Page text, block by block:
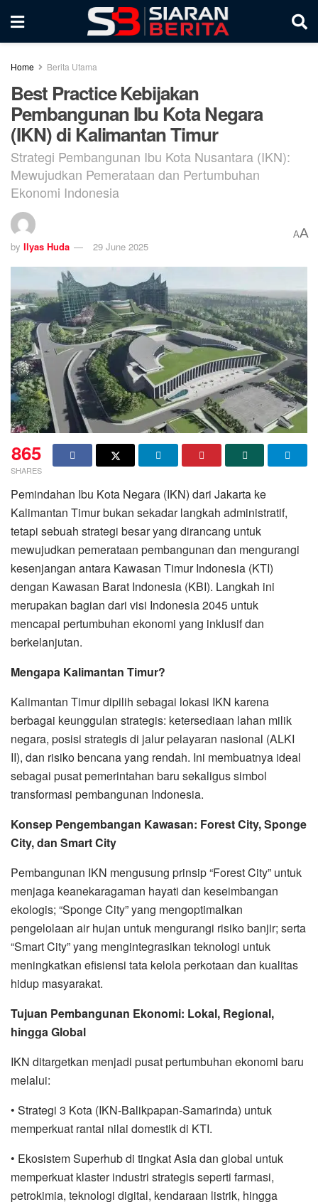
Home Berita Utama
Best Practice Kebijakan
Pembangunan Ibu Kota Negara
(IKN) di Kalimantan Timur
Strategi Pembangunan Ibu Kota Nusantara (IKN):
Mewujudkan Pemerataan dan Pertumbuhan
Ekonomi Indonesia
by Ilyas Huda 29 June 2025
AA
865
SHARES
Pemindahan Ibu Kota Negara (IKN) dari Jakarta ke
Kalimantan Timur bukan sekadar langkah administratif,
tetapi sebuah strategi besar yang dirancang untuk
mewujudkan pemerataan pembangunan dan mengurangi
kesenjangan antara Kawasan Timur Indonesia (KTI)
dengan Kawasan Barat Indonesia (KBI). Langkah ini
merupakan bagian dari visi Indonesia 2045 untuk
mencapai pertumbuhan ekonomi yang inklusif dan
berkelanjutan.
Mengapa Kalimantan Timur?
Kalimantan Timur dipilih sebagai lokasi IKN karena
berbagai keunggulan strategis: ketersediaan lahan milik
negara, posisi strategis di jalur pelayaran nasional (ALKI
II), dan risiko bencana yang rendah. Ini membuatnya ideal
sebagai pusat pemerintahan baru sekaligus simbol
transformasi pembangunan Indonesia.
Konsep Pengembangan Kawasan: Forest City, Sponge
City, dan Smart City
Pembangunan IKN mengusung prinsip “Forest City” untuk
menjaga keanekaragaman hayati dan keseimbangan
ekologis; “Sponge City” yang mengoptimalkan
pengelolaan air hujan untuk mengurangi risiko banjir; serta
“Smart City” yang mengintegrasikan teknologi untuk
meningkatkan efisiensi tata kelola perkotaan dan kualitas
hidup masyarakat.
Tujuan Pembangunan Ekonomi: Lokal, Regional,
hingga Global
IKN ditargetkan menjadi pusat pertumbuhan ekonomi baru
melalui:
• Strategi 3 Kota (IKN-Balikpapan-Samarinda) untuk
memperkuat rantai nilai domestik di KTI.
• Ekosistem Superhub di tingkat Asia dan global untuk
memperkuat klaster industri strategis seperti farmasi,
petrokimia, teknologi digital, kendaraan listrik, hingga